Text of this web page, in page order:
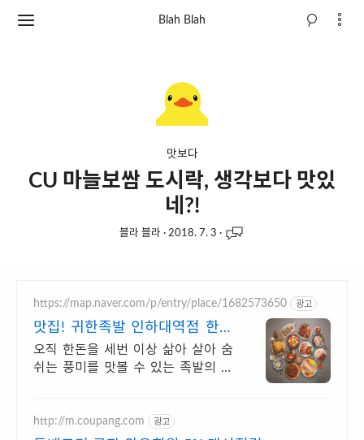
Blah Blah
맛보다
CU 마늘보쌈 도시락, 생각보다 맛있
네?!
블라 블라 · 2018. 7. 3 ·
https://map.naver.com/p/entry/place/1682573650 광고
맛집! 귀한족발 인하대역점 한돈
을 세번 이상 삶은 족발
오직 한돈을 세번 이상 삶아 살아 숨
쉬는 풍미를 맛볼 수 있는 족발의 명
맛집
http://m.coupang.com 광고